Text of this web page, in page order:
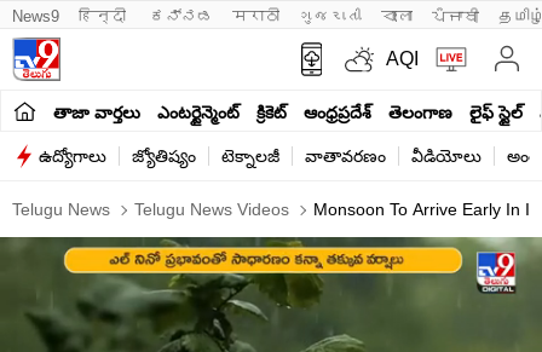
News9 हिन्दी ಕನ್ನಡ मराठी ગુજરાતી বাংলা ਪੰਜਾਬੀ
AQI
తాజా వార్తలు ఎంటర్టైన్మెంట్ క్రికెట్ ఆంధ్రప్రదేశ్ తెలంగాణ లైఫ్ స్టైల్
ఉద్యోగాలు జ్యోతిష్యం టెక్నాలజీ వాతావరణం వీడియోలు
Telugu News Telugu News Videos Monsoon To Arrive Early In